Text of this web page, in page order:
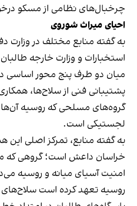
چرخبال‌های نظامی از مسکو
احیای میراث شوروی
به گفته منابع مختلف در وزارت
استخبارات و وزارت خارجه
میان دو طرف پنج محور اساسی
پشتیبانی فنی از سلاح‌ها،
گروه‌های مسلحی که روسیه آن‌ها
لجستیکی است.
به گفته منابع، تمرکز اصلی این
خراسان داعش است؛ گروهی که
امنیت آسیای میانه و روسیه
روسیه تعهد کرده است سلاح‌های